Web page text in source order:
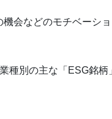
会などのモチベーシ
種別の主な「ESG銘柄